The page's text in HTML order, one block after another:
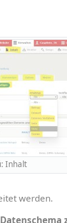
Inhalt
werden.